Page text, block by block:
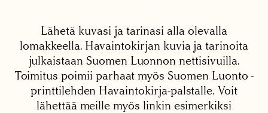
Lähetä kuvasi ja tarinasi alla olevalla
lomakkeella. Havaintokirjan kuvia ja tarinoita
julkaistaan Suomen Luonnon nettisivuilla.
Toimitus poimii parhaat myös Suomen Luonto -
printtilehden Havaintokirja-palstalle. Voit
lähettää meille myös linkin esimerkiksi